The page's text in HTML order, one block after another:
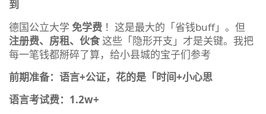
到
德国公立大学 免学费 ！这是最大的「省钱buff」。但
注册费、房租、伙食这些「隐形开支」才是关键。我把
每一笔钱都掰碎了算，给小县城的宝子们参考
前期准备：语言+公证，花的是「时间+小心思
语言考试费：1.2w+